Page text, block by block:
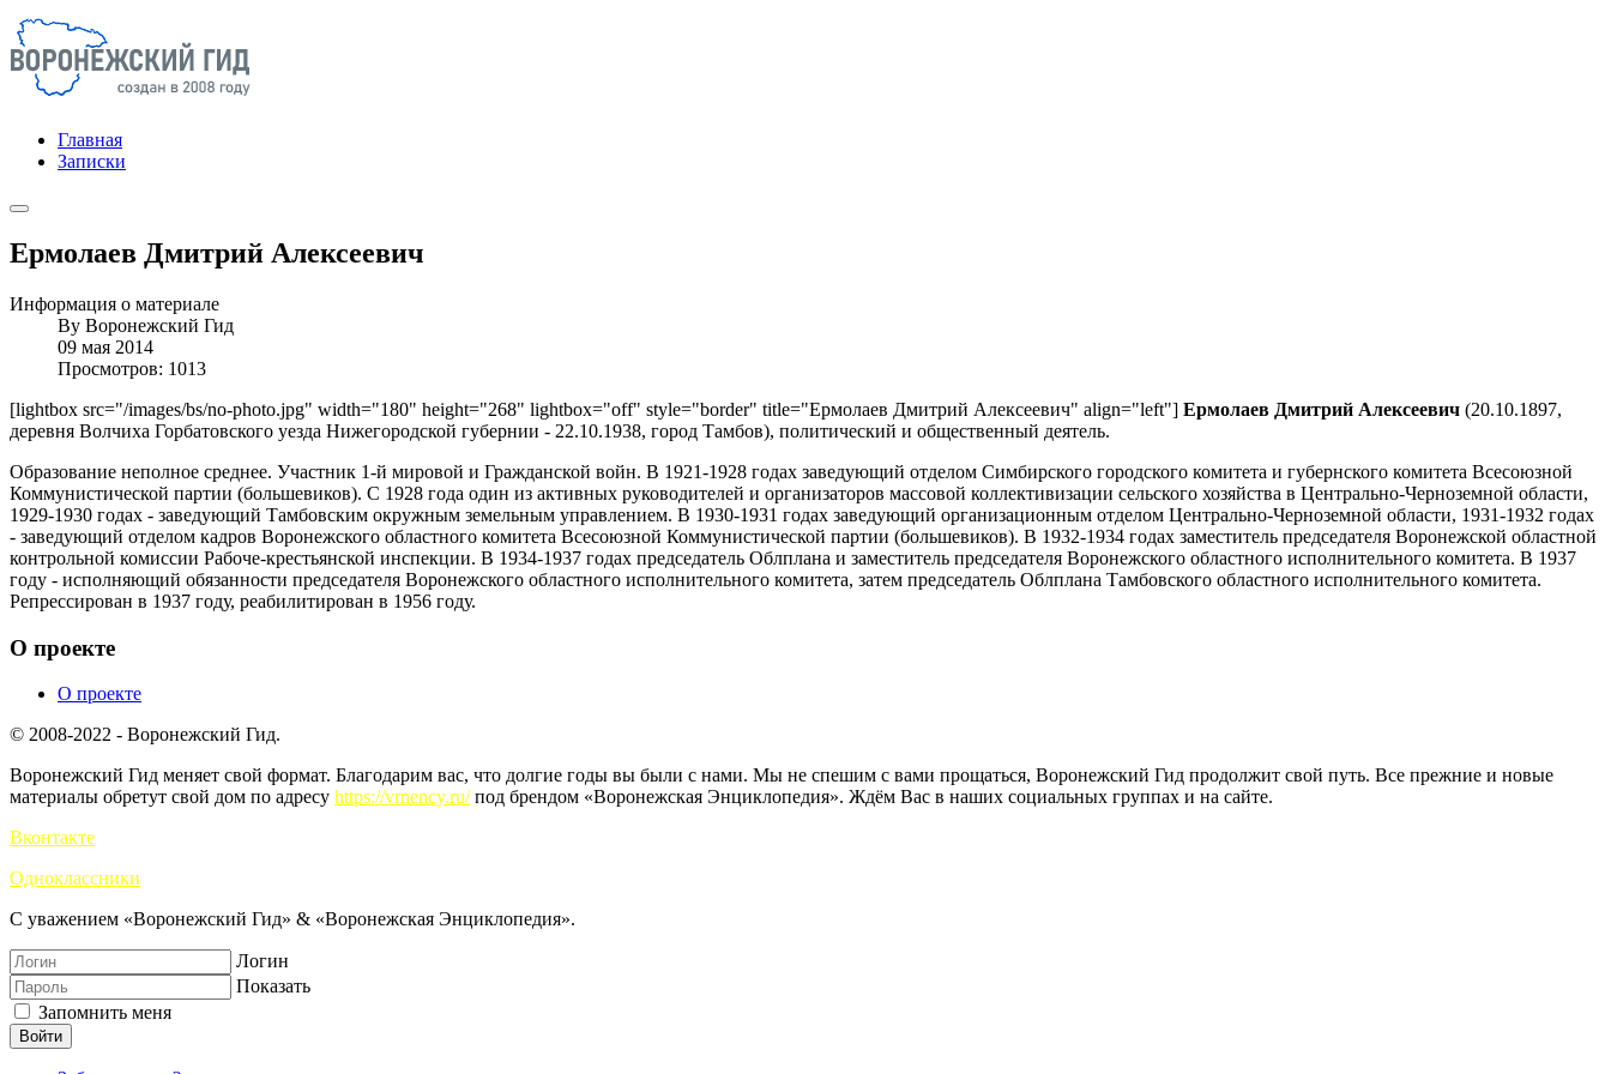
Главная
Записки
Ермолаев Дмитрий Алексеевич
Информация о материале
By Воронежский Гид
09 мая 2014
Просмотров: 1013
[lightbox src="/images/bs/no-photo.jpg" width="180" height="268" lightbox="off" style="border" title="Ермолаев Дмитрий Алексеевич" align="left"] Ермолаев Дмитрий Алексеевич (20.10.1897,
деревня Волчиха Горбатовского уезда Нижегородской губернии - 22.10.1938, город Тамбов), политический и общественный деятель.
Образование неполное среднее. Участник 1-й мировой и Гражданской войн. В 1921-1928 годах заведующий отделом Симбирского городского комитета и губернского комитета Всесоюзной
Коммунистической партии (большевиков). С 1928 года один из активных руководителей и организаторов массовой коллективизации сельского хозяйства в Центрально-Черноземной области,
1929-1930 годах - заведующий Тамбовским окружным земельным управлением. В 1930-1931 годах заведующий организационным отделом Центрально-Черноземной области, 1931-1932 годах
- заведующий отделом кадров Воронежского областного комитета Всесоюзной Коммунистической партии (большевиков). В 1932-1934 годах заместитель председателя Воронежской областной
контрольной комиссии Рабоче-крестьянской инспекции. В 1934-1937 годах председатель Облплана и заместитель председателя Воронежского областного исполнительного комитета. В 1937
году - исполняющий обязанности председателя Воронежского областного исполнительного комитета, затем председатель Облплана Тамбовского областного исполнительного комитета.
Репрессирован в 1937 году, реабилитирован в 1956 году.
О проекте
О проекте
© 2008-2022 - Воронежский Гид.
Воронежский Гид меняет свой формат. Благодарим вас, что долгие годы вы были с нами. Мы не спешим с вами прощаться, Воронежский Гид продолжит свой путь. Все прежние и новые
материалы обретут свой дом по адресу https://vrnency.ru/под брендом «Воронежская Энциклопедия». Ждём Вас в наших социальных группах и на сайте.
Вконтакте
Одноклассники
С уважением «Воронежский Гид» & «Воронежская Энциклопедия».
Логин
Показать
Запомнить меня
Войти